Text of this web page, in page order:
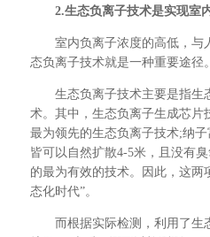
2.生态负离子技术是实现室
室内负离子浓度的高低，与
态负离子技术就是一种重要途径
生态负离子技术主要是指生
术。其中，生态负离子生成芯片
最为领先的生态负离子技术;纳
皆可以自然扩散4-5米，且没有
的最为有效的技术。因此，这
态化时代”。
而根据实际检测，利用了生